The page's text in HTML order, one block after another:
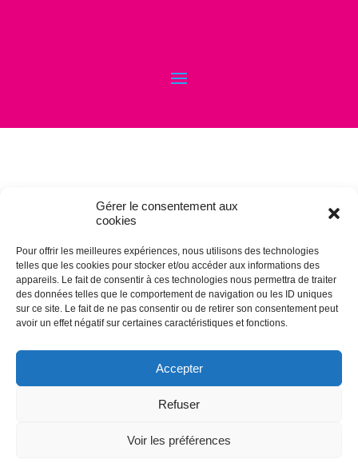
Gérer le consentement aux
cookies
Pour offrir les meilleures expériences, nous utilisons des technologies
telles que les cookies pour stocker et/ou accéder aux informations des
appareils. Le fait de consentir à ces technologies nous permettra de traiter
des données telles que le comportement de navigation ou les ID uniques
sur ce site. Le fait de ne pas consentir ou de retirer son consentement peut
avoir un effet négatif sur certaines caractéristiques et fonctions.
Accepter
Refuser
Voir les préférences